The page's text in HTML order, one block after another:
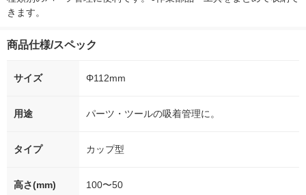
きます。
商品仕様/スペック
サイズ Φ112mm
用途 パーツ・ツールの吸着管理に。
タイプ カップ型
高さ(mm) 100〜50